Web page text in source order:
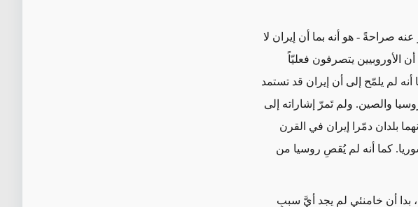
صراحةً - هو أنه بما أن إيران لا
يتصرفون فعليّاً
أنه لم يلمّح إلى أن إيران قد تستمد
والصين. ولم تَمرّ إشاراته إلى
بلدان دمّرا إيران في القرن
كما أنه لم يُقصِ روسيا من
بدا أن خامنئي لم يجد أيَّ سببٍ